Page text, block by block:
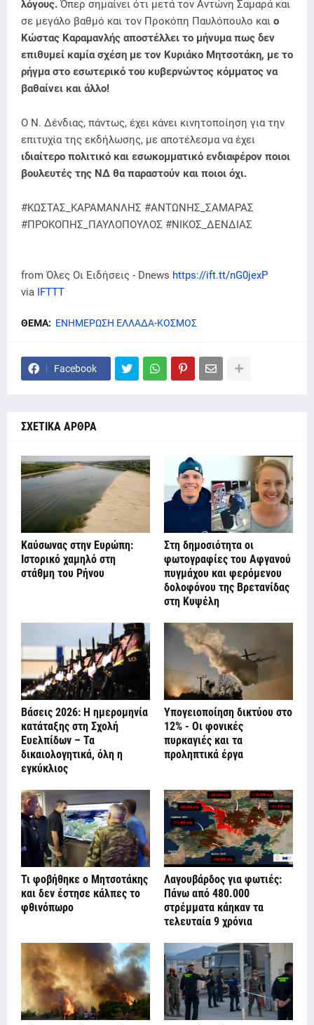
λόγους. Όπερ σημαίνει ότι μετά τον Αντώνη Σαμαρά και
σε μεγάλο βαθμό και τον Προκόπη Παυλόπουλο και ο
Κώστας Καραμανλής αποστέλλει το μήνυμα πως δεν
επιθυμεί καμία σχέση με τον Κυριάκο Μητσοτάκη, με το
ρήγμα στο εσωτερικό του κυβερνώντος κόμματος να
βαθαίνει και άλλο!
Ο Ν. Δένδιας, πάντως, έχει κάνει κινητοποίηση για την
επιτυχία της εκδήλωσης, με αποτέλεσμα να έχει
ιδιαίτερο πολιτικό και εσωκομματικό ενδιαφέρον ποιοι
βουλευτές της ΝΔ θα παραστούν και ποιοι όχι.
#ΚΩΣΤΑΣ_ΚΑΡΑΜΑΝΛΗΣ #ΑΝΤΩΝΗΣ_ΣΑΜΑΡΑΣ
#ΠΡΟΚΟΠΗΣ_ΠΑΥΛΟΠΟΥΛΟΣ #ΝΙΚΟΣ_ΔΕΝΔΙΑΣ
from Όλες Οι Ειδήσεις - Dnews https://ift.tt/nG0jexP
via IFTTT
ΘΕΜΑ: ΕΝΗΜΕΡΩΣΗ ΕΛΛΑΔΑ-ΚΟΣΜΟΣ
Facebook
ΣΧΕΤΙΚΑ ΑΡΘΡΑ
Καύσωνας στην Ευρώπη:
Ιστορικό χαμηλό στη
στάθμη του Ρήνου
Στη δημοσιότητα οι
φωτογραφίες του Αφγανού
πυγμάχου και φερόμενου
δολοφόνου της Βρετανίδας
στη Κυψέλη
Βάσεις 2026: Η ημερομηνία
κατάταξης στη Σχολή
Ευελπίδων – Τα
δικαιολογητικά, όλη η
εγκύκλιος
Υπογειοποίηση δικτύου στο
12% - Οι φονικές
πυρκαγιές και τα
προληπτικά έργα
Τι φοβήθηκε ο Μητσοτάκης
και δεν έστησε κάλπες το
φθινόπωρο
Λαγουβάρδος για φωτιές:
Πάνω από 480.000
στρέμματα κάηκαν τα
τελευταία 9 χρόνια